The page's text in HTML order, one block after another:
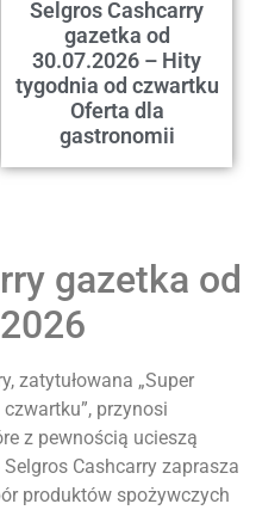
Selgros Cashcarry
gazetka od
30.07.2026 – Hity
tygodnia od czwartku
Oferta dla
gastronomii
gazetka od
zatytułowana „Super
przynosi
z pewnością ucieszą
Cashcarry zaprasza
produktów spożywczych